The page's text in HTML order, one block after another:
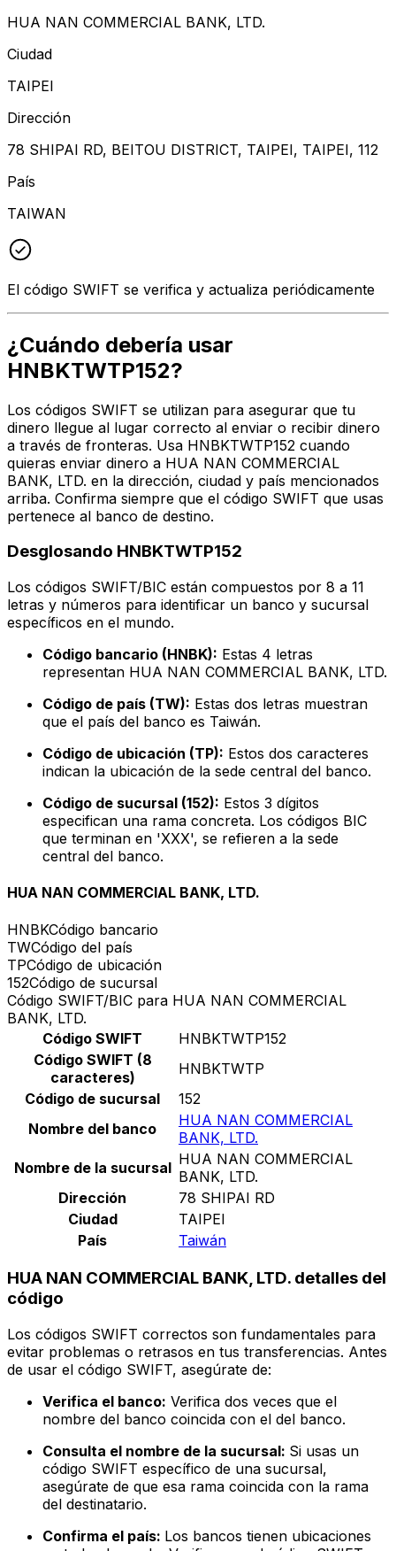
HUA NAN COMMERCIAL BANK, LTD.
Ciudad
TAIPEI
Dirección
78 SHIPAI RD, BEITOU DISTRICT, TAIPEI, TAIPEI, 112
País
TAIWAN
El código SWIFT se verifica y actualiza periódicamente
¿Cuándo debería usar
HNBKTWTP152?
Los códigos SWIFT se utilizan para asegurar que tu
dinero llegue al lugar correcto al enviar o recibir dinero
a través de fronteras. Usa HNBKTWTP152 cuando
quieras enviar dinero a HUA NAN COMMERCIAL
BANK, LTD. en la dirección, ciudad y país mencionados
arriba. Confirma siempre que el código SWIFT que usas
pertenece al banco de destino.
Desglosando HNBKTWTP152
Los códigos SWIFT/BIC están compuestos por 8 a 11
letras y números para identificar un banco y sucursal
específicos en el mundo.
Código bancario (HNBK): Estas 4 letras
representan HUA NAN COMMERCIAL BANK, LTD.
Código de país (TW): Estas dos letras muestran
que el país del banco es Taiwán.
Código de ubicación (TP): Estos dos caracteres
indican la ubicación de la sede central del banco.
Código de sucursal (152): Estos 3 dígitos
especifican una rama concreta. Los códigos BIC
que terminan en 'XXX', se refieren a la sede
central del banco.
HUA NAN COMMERCIAL BANK, LTD.
HNBKCódigo bancario
TWCódigo del país
TPCódigo de ubicación
152Código de sucursal
Código SWIFT/BIC para HUA NAN COMMERCIAL
BANK, LTD.
Código SWIFT
HNBKTWTP152
Código SWIFT (8
caracteres)
HNBKTWTP
Código de sucursal
152
Nombre del banco
HUA NAN COMMERCIAL
BANK, LTD.
Nombre de la sucursal HUA NAN COMMERCIAL
BANK, LTD.
Dirección
78 SHIPAI RD
Ciudad
TAIPEI
País
Taiwán
HUA NAN COMMERCIAL BANK, LTD. detalles del
código
Los códigos SWIFT correctos son fundamentales para
evitar problemas o retrasos en tus transferencias. Antes
de usar el código SWIFT, asegúrate de:
Verifica el banco: Verifica dos veces que el
nombre del banco coincida con el del banco.
Consulta el nombre de la sucursal: Si usas un
código SWIFT específico de una sucursal,
asegúrate de que esa rama coincida con la rama
del destinatario.
Confirma el país: Los bancos tienen ubicaciones